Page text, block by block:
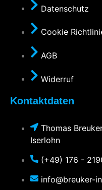
Datenschutz
Cookie
AGB
Widerruf
Kontaktdaten
Thomas
Iserlohn
(+49) 176 -
info@breuker-